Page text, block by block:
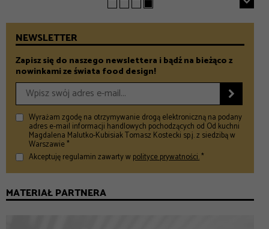
NEWSLETTER
Zapisz się do naszego newslettera i bądź na bieżąco z
nowinkami ze świata food design!

Wyrażam zgodę na otrzymywanie drogą elektroniczną na podany
adres e-mail informacji handlowych pochodzących od Od kuchni
Magdalena Malutko-Kubisiak Tomasz Kostecki sp.j. z siedzibą w
Warszawie *
Akceptuję regulamin zawarty wpolityce prywatności.*
MATERIAŁ PARTNERA